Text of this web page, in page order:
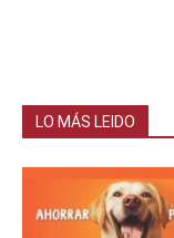
LO MÁS LEIDO